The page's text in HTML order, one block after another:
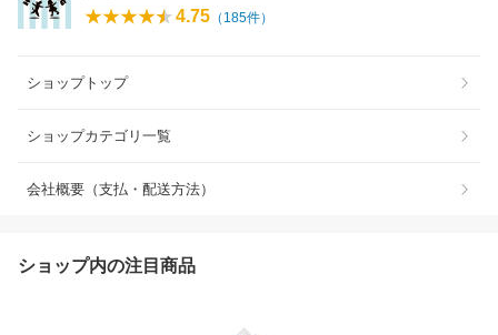
4.75 （ 185件）
ショップトップ
ショップカテゴリ一覧
会社概要（支払・配送方法）
ショップ内の注目商品